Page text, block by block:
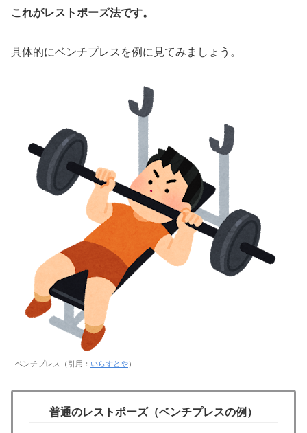
これがレストポーズ法です。
具体的にベンチプレスを例に見てみましょう。
ベンチプレス（引用： いらすとや）
普通のレストポーズ（ベンチプレスの例）